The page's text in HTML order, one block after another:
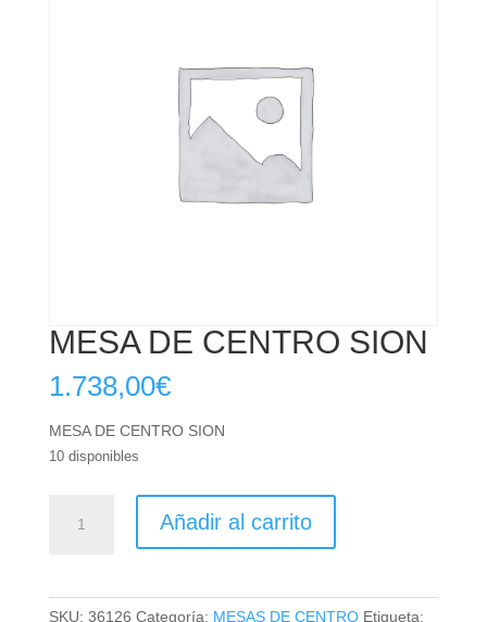
MESA DE CENTRO SION
1.738,00€
MESA DE CENTRO SION
10 disponibles
Añadir al carrito
SKU: 36126 Categoría: MESAS DE CENTRO Etiqueta: